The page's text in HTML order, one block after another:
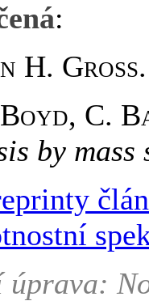
:
H. Gross.
C.
by mass
úprava: